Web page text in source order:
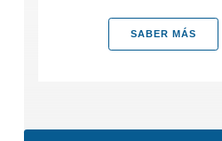
SABER MÁS